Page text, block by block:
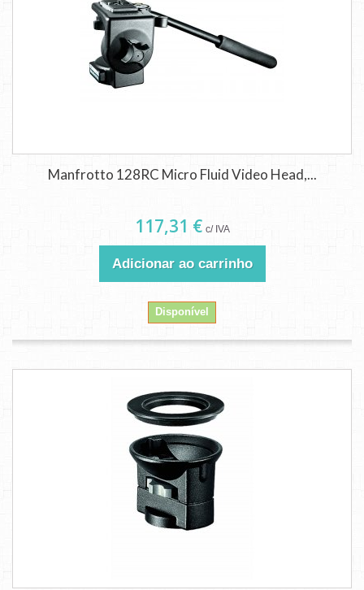
Manfrotto 128RC Micro Fluid Video Head,...
117,31 € c/ IVA
Adicionar ao carrinho
Disponível